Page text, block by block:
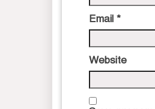
Email *
Website